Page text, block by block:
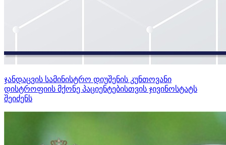
ჯანდაცვის სამინისტრო დიუშენის კუნთოვანი
დისტროფიის მქონე პაციენტებისთვის ჯივინოსტატს
შეიძენს